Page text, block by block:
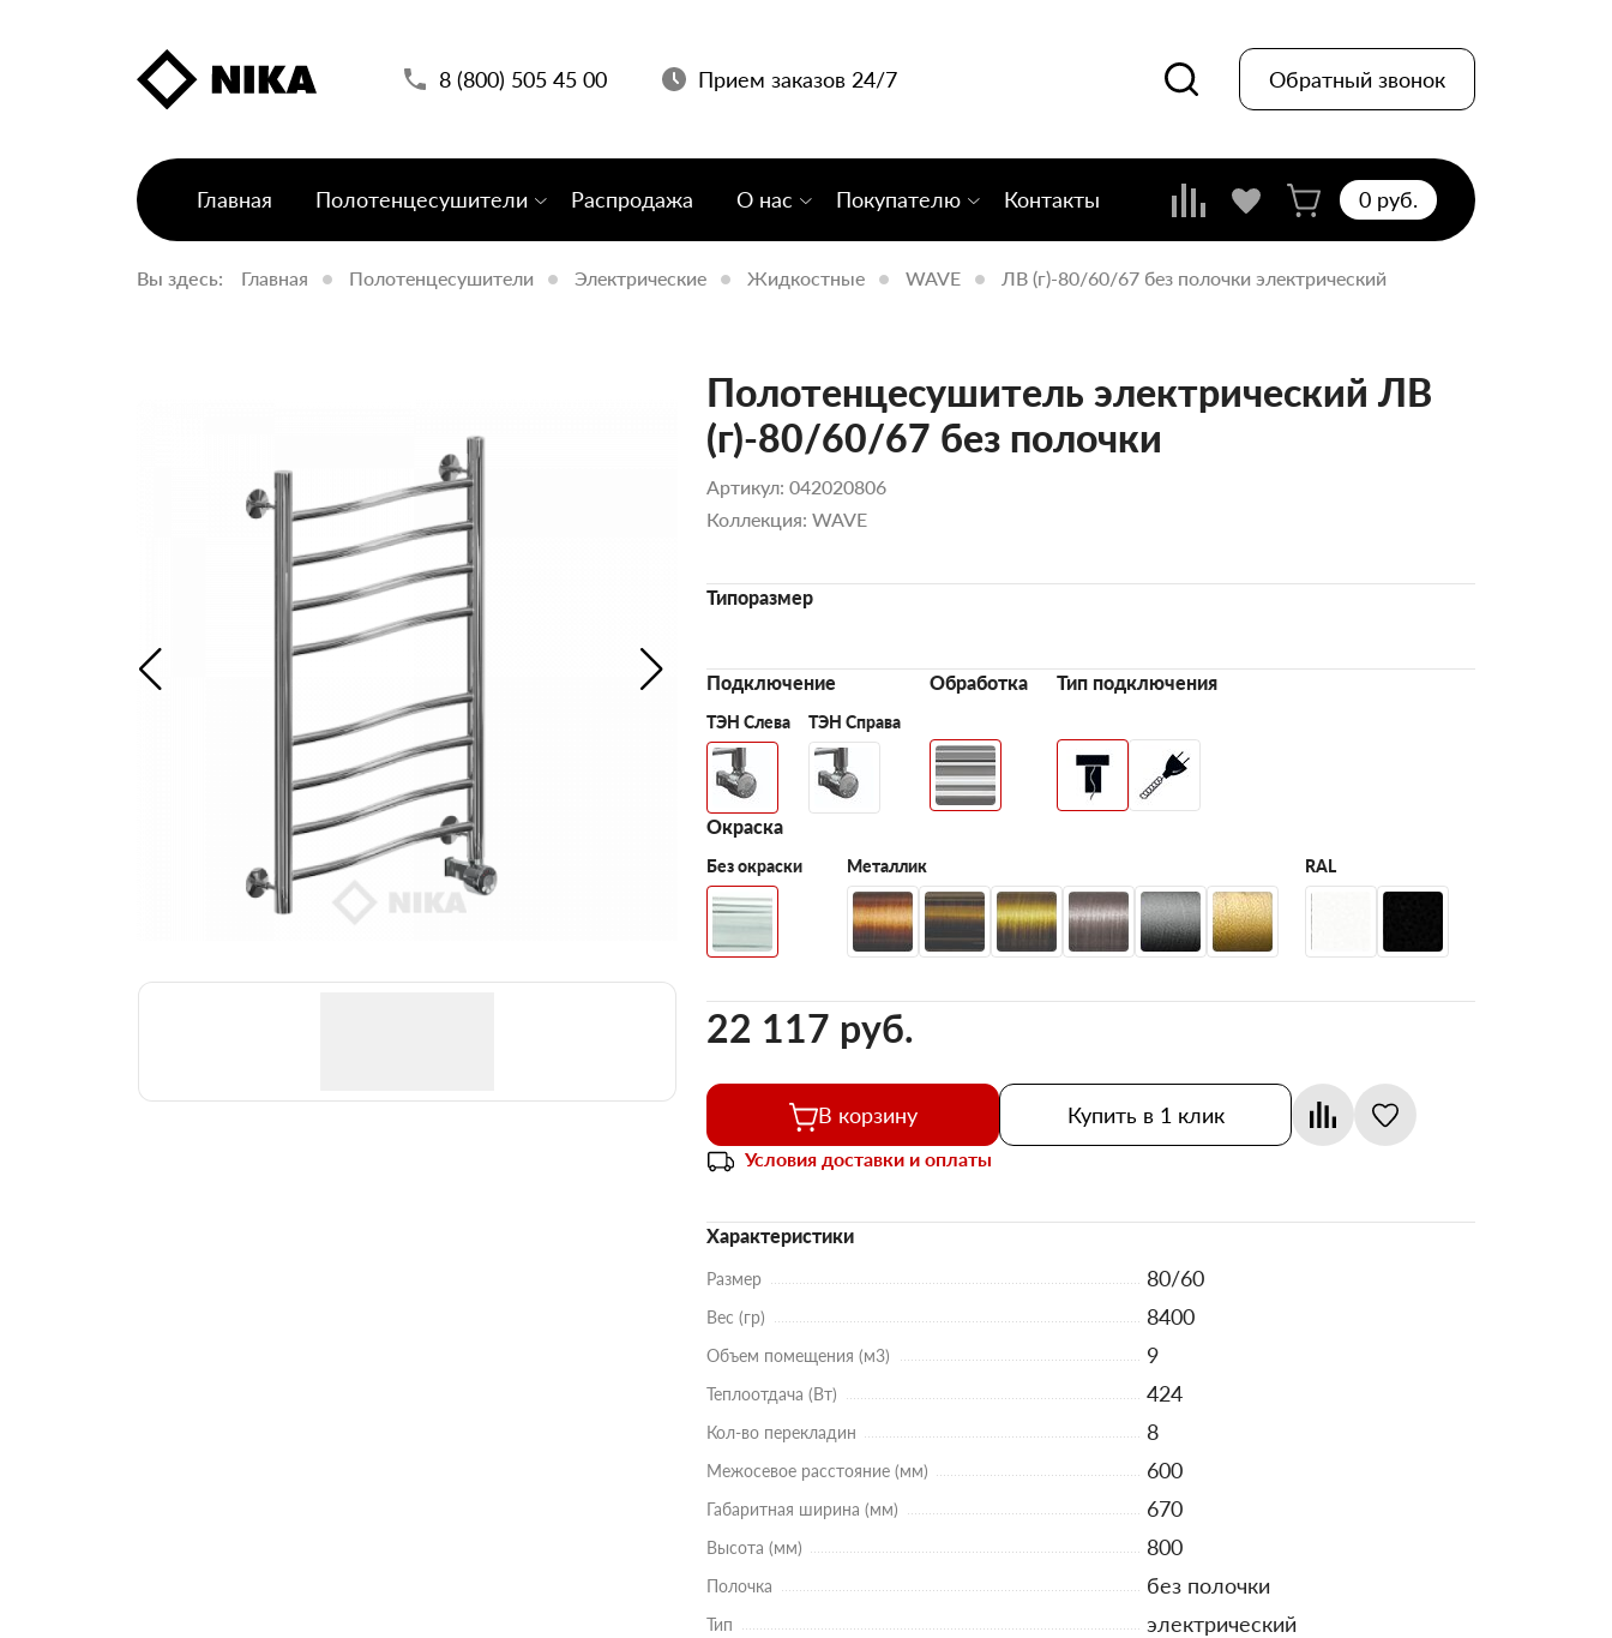
8 (800) 505 45 00 Прием заказов 24/7 Обратный звонок
Главная Полотенцесушители Распродажа О нас Покупателю Контакты 0 pуб.
Вы здесь: Главная Полотенцесушители Электрические Жидкостные WAVE ЛВ (г)-80/60/67 без полочки электрический
Полотенцесушитель электрический ЛВ
(г)-80/60/67 без полочки
Артикул: 042020806
Коллекция: WAVE
Типоразмер
Подключение
ТЭН Слева ТЭН Справа
Обработка Тип подключения
Окраска
Без окраски Металлик RAL
22 117 pуб.
В корзину Купить в 1 клик
Условия доставки и оплаты
Характеристики
Размер 80/60
Вес (гр) 8400
Объем помещения (м3) 9
Теплоотдача (Вт) 424
Кол-во перекладин 8
Межосевое расстояние (мм) 600
Габаритная ширина (мм) 670
Высота (мм) 800
Полочка без полочки
Тип электрический